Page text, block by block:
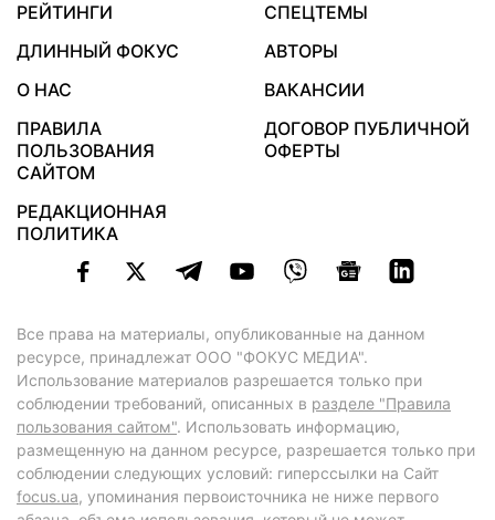
РЕЙТИНГИ
СПЕЦТЕМЫ
ДЛИННЫЙ ФОКУС
АВТОРЫ
О НАС
ВАКАНСИИ
ПРАВИЛА
ПОЛЬЗОВАНИЯ
САЙТОМ
ДОГОВОР ПУБЛИЧНОЙ
ОФЕРТЫ
РЕДАКЦИОННАЯ
ПОЛИТИКА
Все права на материалы, опубликованные на данном
ресурсе, принадлежат ООО "ФОКУС МЕДИА".
Использование материалов разрешается только при
соблюдении требований, описанных в разделе "Правила
пользования сайтом". Использовать информацию,
размещенную на данном ресурсе, разрешается только при
соблюдении следующих условий: гиперссылки на Сайт
focus.ua, упоминания первоисточника не ниже первого